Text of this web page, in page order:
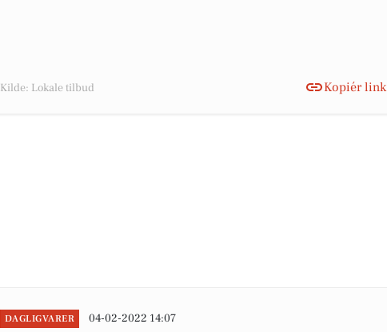
Kilde: Lokale tilbud Kopiér link
DAGLIGVARER 04-02-2022 14:07